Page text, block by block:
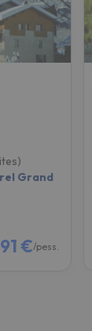
Grand
€/pess.